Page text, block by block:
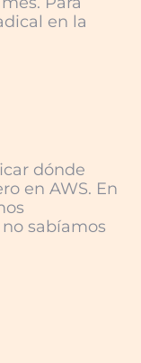
en la
dónde
en AWS. En
sabíamos